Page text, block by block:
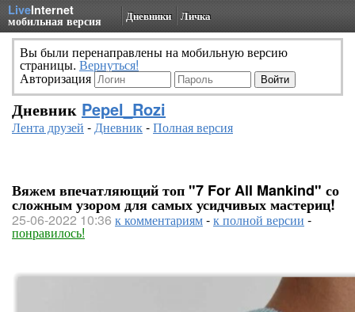
LiveInternet
мобильная версия Дневники Личка
Вы были перенаправлены на мобильную версию
страницы. Вернуться!
Авторизация
Дневник Pepel_Rozi
Лента друзей -Дневник-Полная версия
Вяжем впечатляющий топ "7 For All Mankind" со
сложным узором для самых усидчивых мастериц!
25-06-2022 10:36 к комментариям-к полной версии -
понравилось!